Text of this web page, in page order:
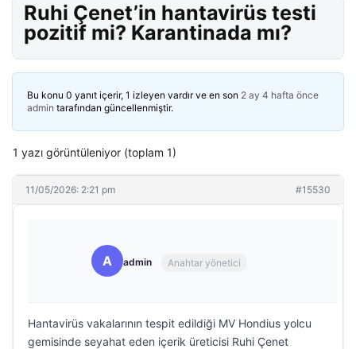
Ruhi Çenet’in hantavirüs testi
pozitif mi? Karantinada mı?
Bu konu 0 yanıt içerir, 1 izleyen vardır ve en son 2 ay 4 hafta önce
admin tarafından güncellenmiştir.
1 yazı görüntüleniyor (toplam 1)
11/05/2026: 2:21 pm #15530
A admin Anahtar yönetici
Hantavirüs vakalarının tespit edildiği MV Hondius yolcu
gemisinde seyahat eden içerik üreticisi Ruhi Çenet